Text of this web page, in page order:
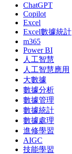
ChatGPT
Copilot
Excel
Excel數據統計
m365
Power BI
人工智慧
人工智慧應用
大數據
數據分析
數據管理
數據統計
數據處理
進修學習
AIGC
技能學習